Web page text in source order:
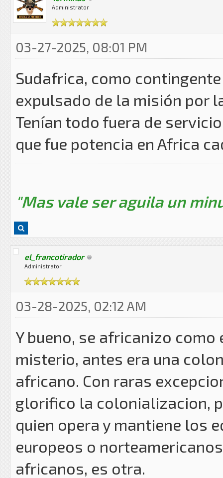
Administrator
03-27-2025, 08:01 PM
Sudafrica, como
expulsado de la misión por
Tenían todo fuera de
que fue potencia en Africa
"Mas vale ser aguila un
el_francotirador
Administrator
03-28-2025, 02:12 AM
Y bueno, se africanizo como
misterio, antes era una
africano. Con raras
glorifico la colonializacion,
quien opera y mantiene los
europeos o
africanos, es otra.